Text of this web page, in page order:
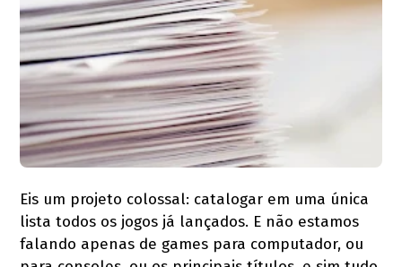
Eis um projeto colossal: catalogar em uma única
lista todos os jogos já lançados. E não estamos
falando apenas de games para computador, ou